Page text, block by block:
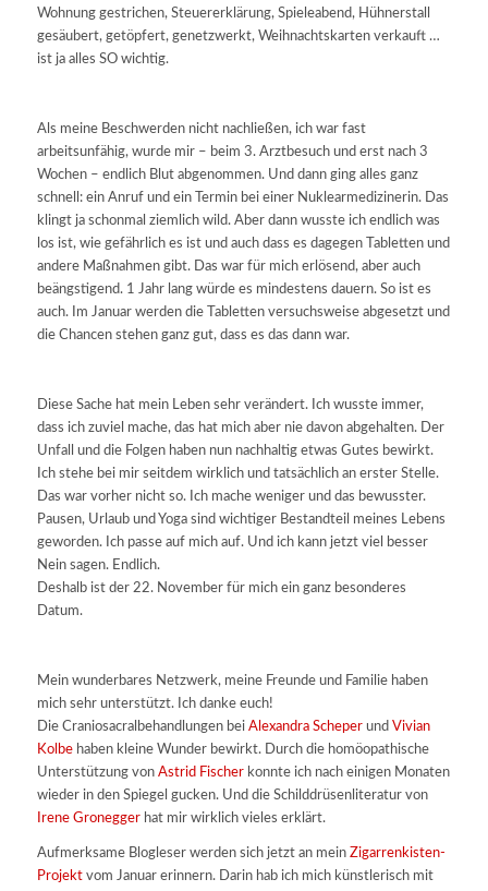
Wohnung gestrichen, Steuererklärung, Spieleabend, Hühnerstall
gesäubert, getöpfert, genetzwerkt, Weihnachtskarten verkauft …
ist ja alles SO wichtig.
Als meine Beschwerden nicht nachließen, ich war fast
arbeitsunfähig, wurde mir – beim 3. Arztbesuch und erst nach 3
Wochen – endlich Blut abgenommen. Und dann ging alles ganz
schnell: ein Anruf und ein Termin bei einer Nuklearmedizinerin. Das
klingt ja schonmal ziemlich wild. Aber dann wusste ich endlich was
los ist, wie gefährlich es ist und auch dass es dagegen Tabletten und
andere Maßnahmen gibt. Das war für mich erlösend, aber auch
beängstigend. 1 Jahr lang würde es mindestens dauern. So ist es
auch. Im Januar werden die Tabletten versuchsweise abgesetzt und
die Chancen stehen ganz gut, dass es das dann war.
Diese Sache hat mein Leben sehr verändert. Ich wusste immer,
dass ich zuviel mache, das hat mich aber nie davon abgehalten. Der
Unfall und die Folgen haben nun nachhaltig etwas Gutes bewirkt.
Ich stehe bei mir seitdem wirklich und tatsächlich an erster Stelle.
Das war vorher nicht so. Ich mache weniger und das bewusster.
Pausen, Urlaub und Yoga sind wichtiger Bestandteil meines Lebens
geworden. Ich passe auf mich auf. Und ich kann jetzt viel besser
Nein sagen. Endlich.
Deshalb ist der 22. November für mich ein ganz besonderes
Datum.
Mein wunderbares Netzwerk, meine Freunde und Familie haben
mich sehr unterstützt. Ich danke euch!
Die Craniosacralbehandlungen bei Alexandra Scheperund Vivian
Kolbehaben kleine Wunder bewirkt. Durch die homöopathische
Unterstützung von Astrid Fischerkonnte ich nach einigen Monaten
wieder in den Spiegel gucken. Und die Schilddrüsenliteratur von
Irene Groneggerhat mir wirklich vieles erklärt.
Aufmerksame Blogleser werden sich jetzt an mein Zigarrenkisten-
Projektvom Januar erinnern. Darin hab ich mich künstlerisch mit